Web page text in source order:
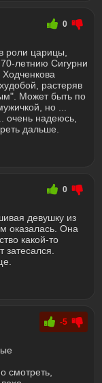
0
роли царицы,
летнию Сигурни
растеряв
Может быть по
но ...
очень надеюсь,
дальше.
0
девушку из
оказалась. Она
какой-то
-5
смотреть,